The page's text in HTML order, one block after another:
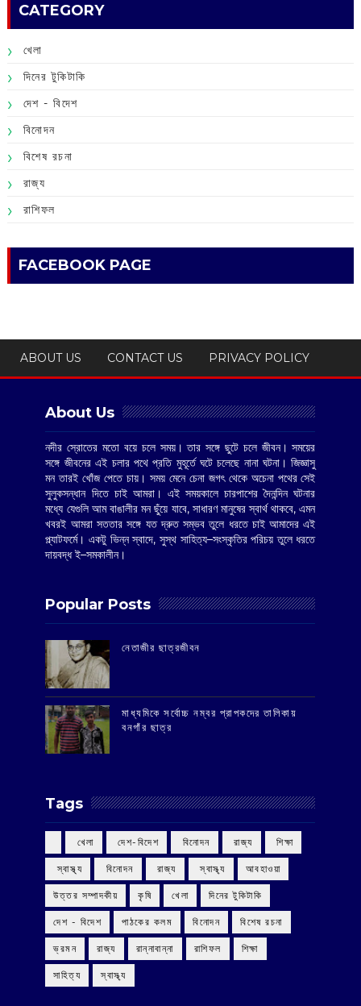
CATEGORY
খেলা
দিনের টুকিটাকি
দেশ - বিদেশ
বিনোদন
বিশেষ রচনা
রাজ্য
রাশিফল
FACEBOOK PAGE
ABOUT US CONTACT US PRIVACY POLICY
About Us
নদীর স্রোতের মতো বয়ে চলে সময়। তার সঙ্গে ছুটে চলে জীবন। সময়ের
সঙ্গে জীবনের এই চলার পথে প্রতি মুহূর্তে ঘটে চলেছে নানা ঘটনা। জিজ্ঞাসু
মন তারই খোঁজ পেতে চায়। সময় মেনে চেনা জগৎ থেকে অচেনা পথের সেই
সুলুকসন্ধান দিতে চাই আমরা। এই সময়কালে চারপাশের দৈনন্দিন ঘটনার
মধ্যে যেগুলি আম বাঙালীর মন ছুঁয়ে যাবে, সাধারণ মানুষের স্বার্থ থাকবে, এমন
খবরই আমরা সততার সঙ্গে যত দ্রুত সম্ভব তুলে ধরতে চাই আমাদের এই
প্ল্যাটফর্মে। একটু ভিন্ন স্বাদে, সুস্থ সাহিত্য–সংস্কৃতির পরিচয় তুলে ধরতে
দায়বদ্ধ ই–সমকালীন।
Popular Posts
‌নেতাজীর ছাত্রজীবন
মাধ্যমিকে সর্বোচ্চ নম্বর প্রাপকদের তালিকায়
বনগাঁর ছাত্র
Tags
‌ খেলা ‌ দেশ-বিদেশ ‌ বিনোদন ‌ রাজ্য ‌ শিক্ষা
‌ স্বাস্থ্য ‌ বিনোদন ‌ রাজ্য ‌ স্বাস্থ্য আবহাওয়া
উত্তর সম্পাদকীয় কৃষি খেলা দিনের টুকিটাকি
দেশ - বিদেশ পাঠকের কলম বিনোদন বিশেষ রচনা
ভ্রমন রাজ্য রান্নাবান্না রাশিফল শিক্ষা
সাহিত্য স্বাস্থ্য